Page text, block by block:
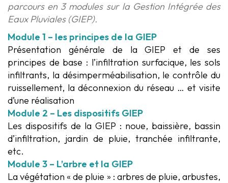
parcours en 3 modules sur la Gestion Intégrée des
EauxPluviales (GIEP).
Module 1 – les principes de la GIEP
Présentation générale de la GIEP et de ses
principes de base : l’infiltration surfacique, les sols
infiltrants, la désimperméabilisation, le contrôle du
ruissellement, la déconnexion du réseau … et visite
d’une réalisation
Module 2 – Les dispositifs GIEP
Les dispositifs de la GIEP : noue, baissière, bassin
d’infiltration, jardin de pluie, tranchée infiltrante,
etc.
Module 3 – L’arbre et la GIEP
La végétation « de pluie » : arbres de pluie, arbustes,